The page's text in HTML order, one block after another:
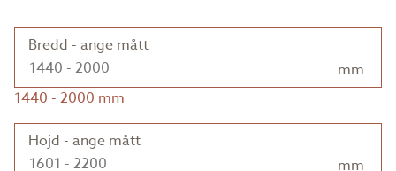
Bredd - ange mått
mm
1440 - 2000 mm
Höjd - ange mått
mm